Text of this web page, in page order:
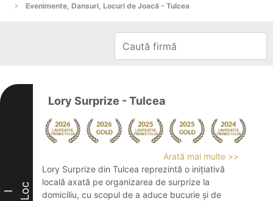
Evenimente, Dansuri, Locuri de Joacă - Tulcea
I Loc
Lory Surprize - Tulcea
Arată mai multe >>
Lory Surprize din Tulcea reprezintă o inițiativă
locală axată pe organizarea de surprize la
domiciliu, cu scopul de a aduce bucurie și de